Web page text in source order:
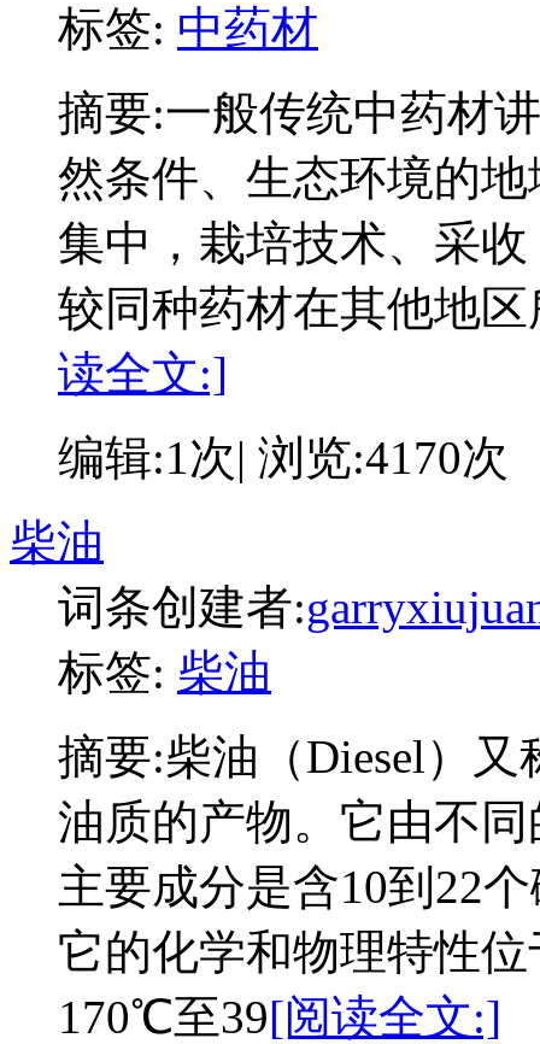
标签: 中药材
摘要:一般传统中药材
然条件、生态环境的
集中，栽培技术、采
较同种药材在其他地
读全文:]
编辑:1次| 浏览:4170次
柴油
词条创建者:
标签: 柴油
摘要:柴油（Diesel）
油质的产物。它由不
主要成分是含10到22
它的化学和物理特性
170℃至39[阅读全文:]